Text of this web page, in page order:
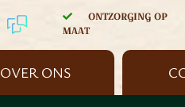
ONTZORGING OP
MAAT
OVER ONS